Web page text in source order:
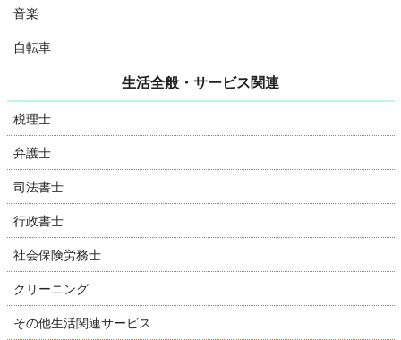
音楽
自転車
生活全般・サービス関連
税理士
弁護士
司法書士
行政書士
社会保険労務士
クリーニング
その他生活関連サービス